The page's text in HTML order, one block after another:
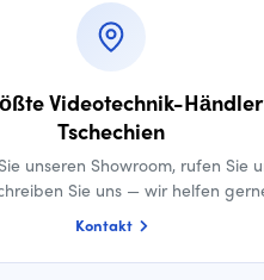
Videotechnik-
Tschechien
unseren Showroom, rufen Sie
Sie uns — wir helfen
Kontakt